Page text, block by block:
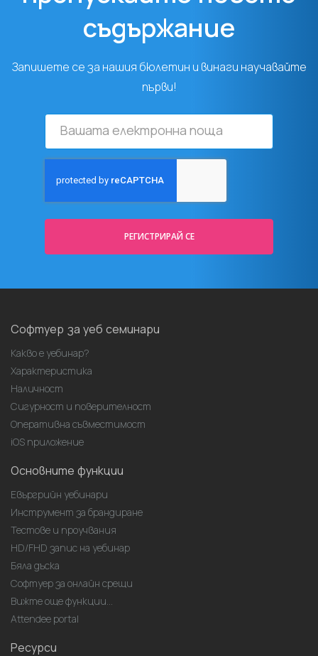
съдържание
Запишете се за нашия бюлетин и винаги научавайте
първи!
Вашата
електронна
поща
РЕГИСТРИРАЙ СЕ
Софтуер за уеб семинари
Какво е уебинар?
Характеристика
Наличност
Сигурност и поверителност
Оперативна съвместимост
iOS приложение
Основните функции
Евъргрийн уебинари
Инструмент за брандиране
Тестове и проучвания
HD/FHD запис на уебинар
Бяла дъска
Софтуер за онлайн срещи
Вижте още функции...
Attendee portal
Ресурси